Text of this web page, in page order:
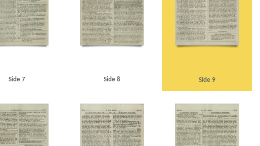
Kirke Rønne Havn Saar Saxogade, Kbh. Schacht, Hjalmar Schacht, Sigrid Schalburgkorpset
skuespiller Socialministerium, det svenske Sommer, Poul, kaptajn Sommerkorpset Sovjetunionen
Kbh. Svenska Dagbladet Syrien Sønderjylland Tannenberg Telander, redaktør
U Udenrigsministerium, det tyske Underhuset USA Utlänningskommissionen V V2, våben
Gerhard, kommandant Wilson, Tom, korrespondent Witzleben, von, fam. Z Zorvas, general
Side 7 Side 8 Side 9